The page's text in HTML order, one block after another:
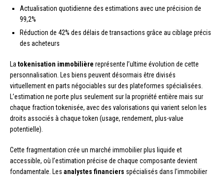
Actualisation quotidienne des estimations avec une précision de
99,2%
Réduction de 42% des délais de transactions grâce au ciblage précis
des acheteurs
La tokenisation immobilière représente l’ultime évolution de cette
personnalisation. Les biens peuvent désormais être divisés
virtuellement en parts négociables sur des plateformes spécialisées.
L’estimation ne porte plus seulement sur la propriété entière mais sur
chaque fraction tokenisée, avec des valorisations qui varient selon les
droits associés à chaque token (usage, rendement, plus-value
potentielle).
Cette fragmentation crée un marché immobilier plus liquide et
accessible, où l’estimation précise de chaque composante devient
fondamentale. Les analystes financiers spécialisés dans l’immobilier